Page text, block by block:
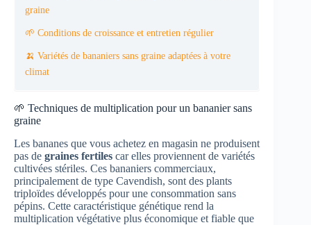
graine
🌱 Conditions de croissance et entretien régulier
🍌 Variétés de bananiers sans graine adaptées à votre
climat
🌱 Techniques de multiplication pour un bananier sans
graine
Les bananes que vous achetez en magasin ne produisent
pas de graines fertiles car elles proviennent de variétés
cultivées stériles. Ces bananiers commerciaux,
principalement de type Cavendish, sont des plants
triploïdes développés pour une consommation sans
pépins. Cette caractéristique génétique rend la
multiplication végétative plus économique et fiable que